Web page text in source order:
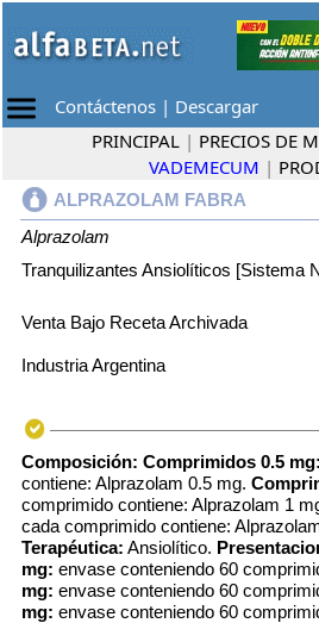
Contáctenos | Descargar
PRINCIPAL | PRECIOS DE
VADEMECUM |
ALPRAZOLAM FABRA
Alprazolam
Tranquilizantes Ansiolíticos [Sistema
Venta Bajo Receta Archivada
Industria Argentina
Composición: Comprimidos 0.5 mg:
contiene: Alprazolam 0.5 mg.
comprimido contiene: Alprazolam 1
cada comprimido contiene:
Terapéutica: Ansiolítico.
mg: envase conteniendo 60
mg: envase conteniendo 60
mg: envase conteniendo 60